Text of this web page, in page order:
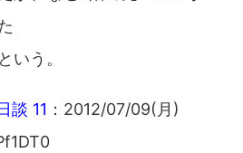
いう。
談 11 ：2012/07/09(月)